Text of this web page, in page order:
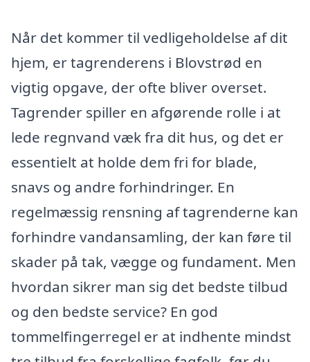
Når det kommer til vedligeholdelse af dit
hjem, er tagrenderens i Blovstrød en
vigtig opgave, der ofte bliver overset.
Tagrender spiller en afgørende rolle i at
lede regnvand væk fra dit hus, og det er
essentielt at holde dem fri for blade,
snavs og andre forhindringer. En
regelmæssig rensning af tagrenderne kan
forhindre vandansamling, der kan føre til
skader på tak, vægge og fundament. Men
hvordan sikrer man sig det bedste tilbud
og den bedste service? En god
tommelfingerregel er at indhente mindst